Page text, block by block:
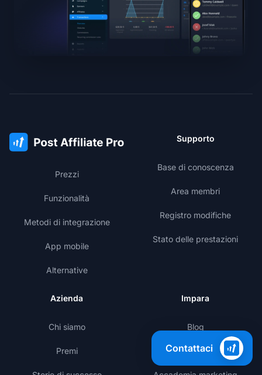
Prezzi
Funzionalità
Metodi di integrazione
App mobile
Alternative
Supporto
Base di conoscenza
Area membri
Registro modifiche
Stato delle prestazioni
Azienda
Chi siamo
Premi
Impara
Blog
Template
Contattaci